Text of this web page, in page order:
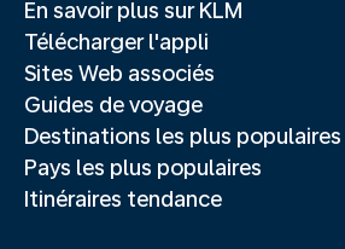
En savoir plus sur KLM
Télécharger l'appli
Sites Web associés
Guides de voyage
Destinations les plus populaires
Pays les plus populaires
Itinéraires tendance